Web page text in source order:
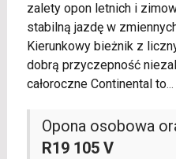
zalety opon letnich i
stabilną jazdę w
Kierunkowy bieżnik z
dobrą przyczepność
całoroczne Continental to...
Opona osobowa
R19 105 V